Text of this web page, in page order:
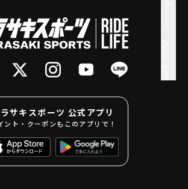
サキスポーツ 公式アプリ
ント・クーポンもこのアプリで！